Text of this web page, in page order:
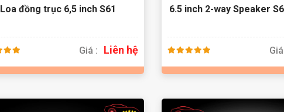
Loa đồng trục 6,5 inch S61
Giá : Liên hệ
6.5 inch 2-way Speaker